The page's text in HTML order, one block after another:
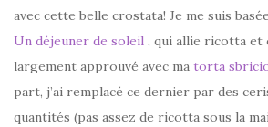
avec cette belle crostata! Je me suis
Un déjeuner de soleil , qui allie ricotta et
largement approuvé avec ma torta
part, j’ai remplacé ce dernier par des
quantités (pas assez de ricotta sous la